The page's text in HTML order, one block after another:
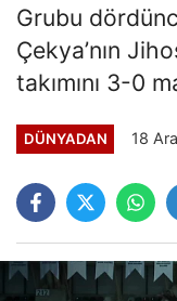
Grubu
Çekya’nın
takımını 3-0
DÜNYADAN 18